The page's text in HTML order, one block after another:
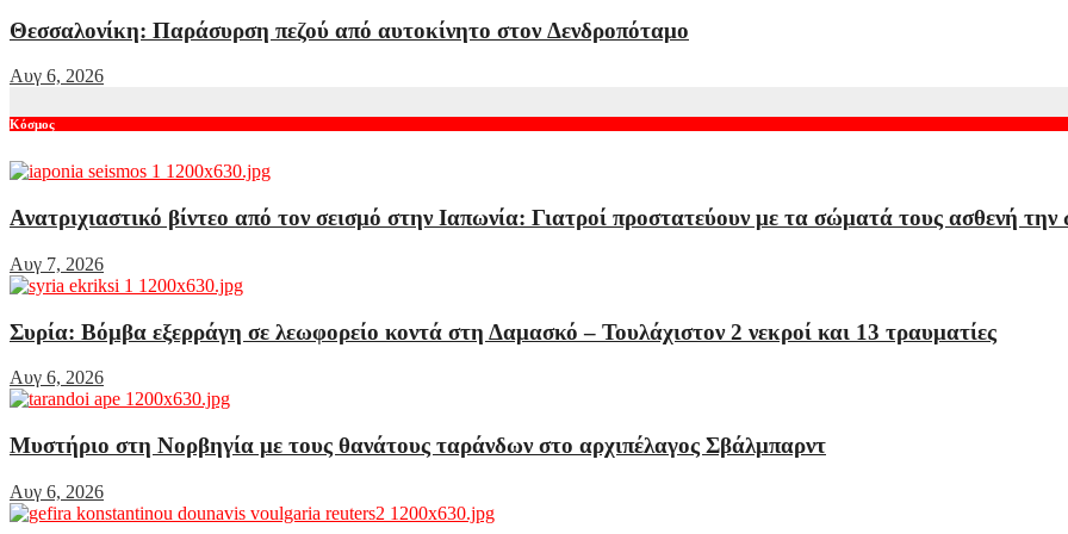
Θεσσαλονίκη: Παράσυρση πεζού από αυτοκίνητο στον Δενδροπόταμο
Αυγ 6, 2026
Κόσμος
Ανατριχιαστικό βίντεο από τον σεισμό στην Ιαπωνία: Γιατροί προστατεύουν με τα σώματά τους ασθενή την
Αυγ 7, 2026
Συρία: Βόμβα εξερράγη σε λεωφορείο κοντά στη Δαμασκό – Τουλάχιστον 2 νεκροί και 13 τραυματίες
Αυγ 6, 2026
Μυστήριο στη Νορβηγία με τους θανάτους ταράνδων στο αρχιπέλαγος Σβάλμπαρντ
Αυγ 6, 2026